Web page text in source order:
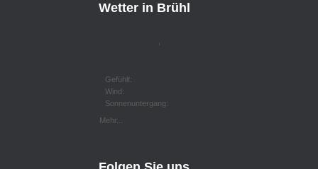
Wetter in Brühl
Gefühlt:
Wind:
Sonnenuntergang:
Mehr...